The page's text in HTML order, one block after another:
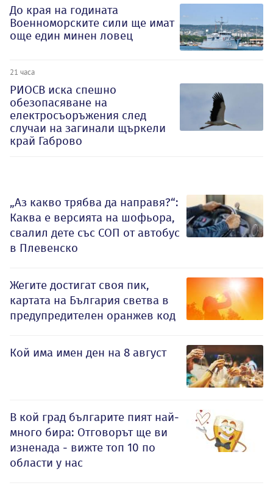
До края на годината
Военноморските сили ще имат
още един минен ловец
21 часа
РИОСВ иска спешно
обезопасяване на
електросъоръжения след
случаи на загинали щъркели
край Габрово
„Аз какво трябва да направя?“:
Каква е версията на шофьора,
свалил дете със СОП от автобус
в Плевенско
Жегите достигат своя пик,
картата на България светва в
предупредителен оранжев код
Кой има имен ден на 8 август
В кой град българите пият най-
много бира: Отговорът ще ви
изненада - вижте топ 10 по
области у нас